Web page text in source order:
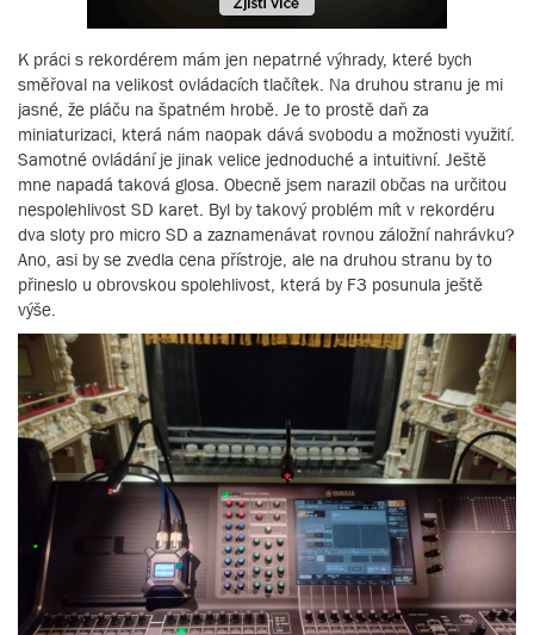
K práci s rekordérem mám jen nepatrné výhrady, které bych
směřoval na velikost ovládacích tlačítek. Na druhou stranu je mi
jasné, že pláču na špatném hrobě. Je to prostě daň za
miniaturizaci, která nám naopak dává svobodu a možnosti využití.
Samotné ovládání je jinak velice jednoduché a intuitivní. Ještě
mne napadá taková glosa. Obecně jsem narazil občas na určitou
nespolehlivost SD karet. Byl by takový problém mít v rekordéru
dva sloty pro micro SD a zaznamenávat rovnou záložní nahrávku?
Ano, asi by se zvedla cena přístroje, ale na druhou stranu by to
přineslo u obrovskou spolehlivost, která by F3 posunula ještě
výše.